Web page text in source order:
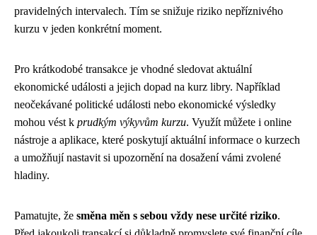
pravidelných intervalech. Tím se snižuje riziko nepříznivého
kurzu v jeden konkrétní moment.
Pro krátkodobé transakce je vhodné sledovat aktuální
ekonomické události a jejich dopad na kurz libry. Například
neočekávané politické události nebo ekonomické výsledky
mohou vést k prudkým výkyvům kurzu. Využít můžete i online
nástroje a aplikace, které poskytují aktuální informace o kurzech
a umožňují nastavit si upozornění na dosažení vámi zvolené
hladiny.
Pamatujte, že směna měn s sebou vždy nese určité riziko.